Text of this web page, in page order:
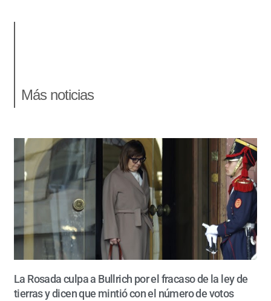
Más noticias
La Rosada culpa a Bullrich por el fracaso de la ley de
tierras y dicen que mintió con el número de votos